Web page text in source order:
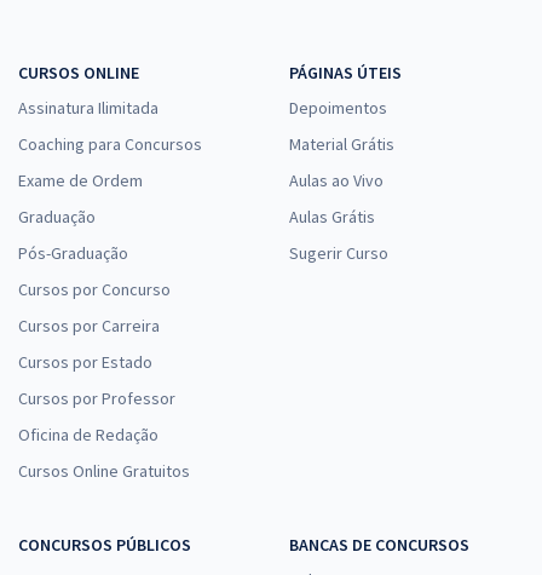
CURSOS ONLINE
Assinatura Ilimitada
Coaching para Concursos
Exame de Ordem
Graduação
Pós-Graduação
Cursos por Concurso
Cursos por Carreira
Cursos por Estado
Cursos por Professor
Oficina de Redação
Cursos Online Gratuitos
PÁGINAS ÚTEIS
Depoimentos
Material Grátis
Aulas ao Vivo
Aulas Grátis
Sugerir Curso
CONCURSOS PÚBLICOS
BANCAS DE CONCURSOS